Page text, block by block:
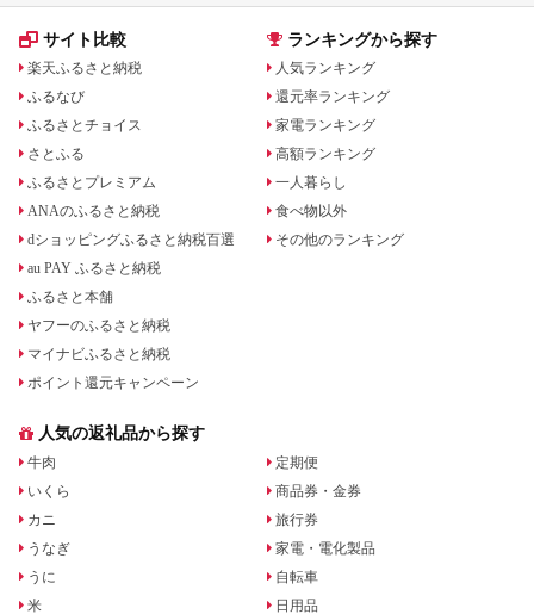
サイト比較
楽天ふるさと納税
ふるなび
ふるさとチョイス
さとふる
ふるさとプレミアム
ANAのふるさと納税
dショッピングふるさと納税百選
au PAY ふるさと納税
ふるさと本舗
ヤフーのふるさと納税
マイナビふるさと納税
ポイント還元キャンペーン
ランキングから探す
人気ランキング
還元率ランキング
家電ランキング
高額ランキング
一人暮らし
食べ物以外
その他のランキング
人気の返礼品から探す
牛肉
いくら
カニ
うなぎ
うに
米
定期便
商品券・金券
旅行券
家電・電化製品
自転車
日用品